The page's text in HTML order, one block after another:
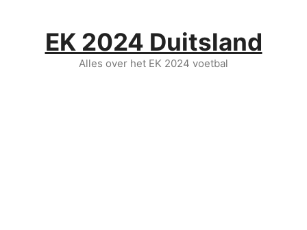
EK 2024 Duitsland
Alles over het EK 2024 voetbal